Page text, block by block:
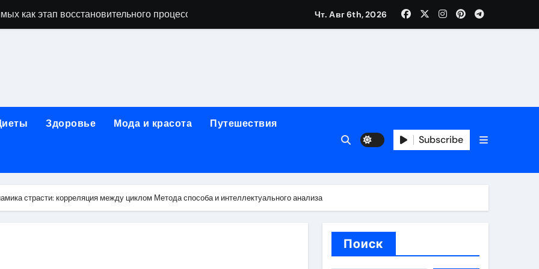
как этап восстановительного процесса
полное руководство 2026
гипноз, вшивание, двойной блок, анонимность и долгосрочная защита
наркозависимости с индивидуальными программами, психологической поддержкой и круглосуточным
характеристики и критерии подбора
Чт. Авг 6th, 2026
Здоровье Мода и красота Путешествия
Subscribe
страсти: корреляция между циклом Метода способа и интеллектуального анализа
Поиск